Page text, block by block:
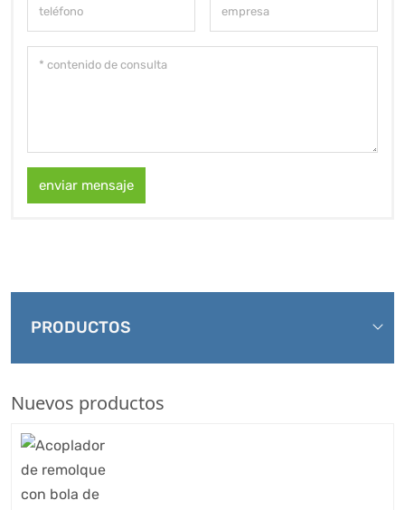
enviar mensaje
PRODUCTOS
Nuevos productos